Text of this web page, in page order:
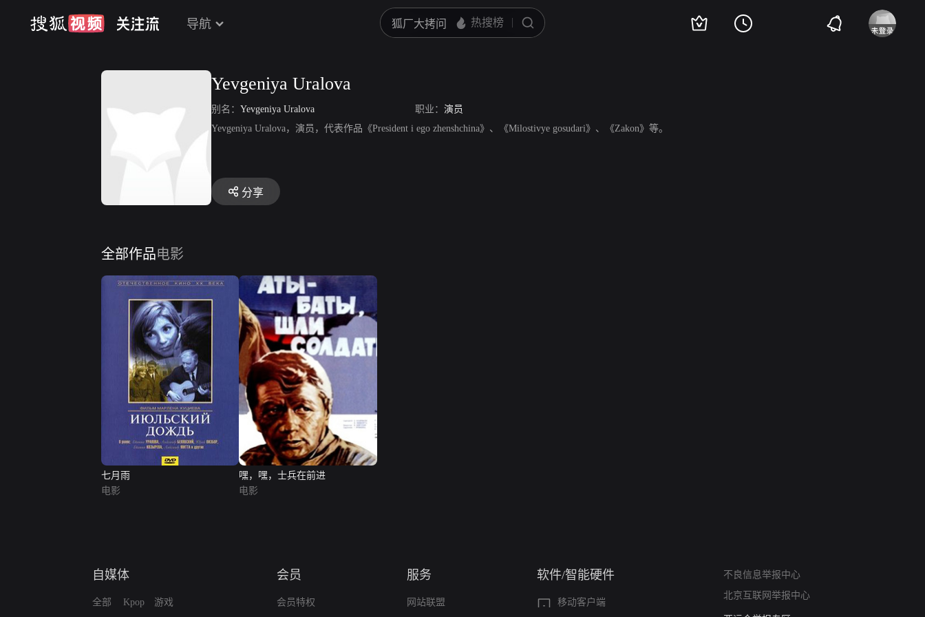
导航
Yevgeniya Uralova
别名： Yevgeniya Uralova 职业： 演员
Yevgeniya Uralova，演员，代表作品《President i ego zhenshchina》、《Milostivye gosudari》、《Zakon》等。
分享
全部作品电影
七月雨
电影
嘿，嘿，士兵在前进
电影
自媒体
全部 Kpop 游戏
会员
会员特权
服务
网站联盟
软件/智能硬件
移动客户端
不良信息举报中心
北京互联网举报中心
算法推荐专项举报